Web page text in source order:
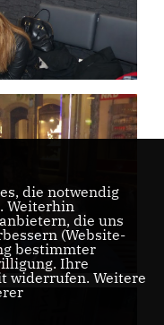
die notwendig
Weiterhin
die uns
(Website-
bestimmter
Ihre
widerrufen. Weitere